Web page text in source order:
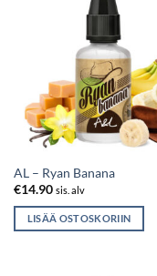
AL – Ryan Banana
€14.90 sis. alv
LISÄÄ OSTOSKORIIN